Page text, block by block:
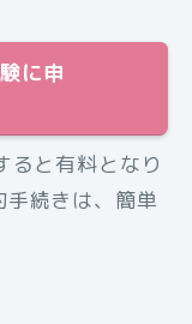
に申
ると有料となり
続きは、簡単